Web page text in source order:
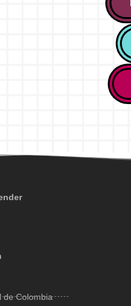
de Colombia